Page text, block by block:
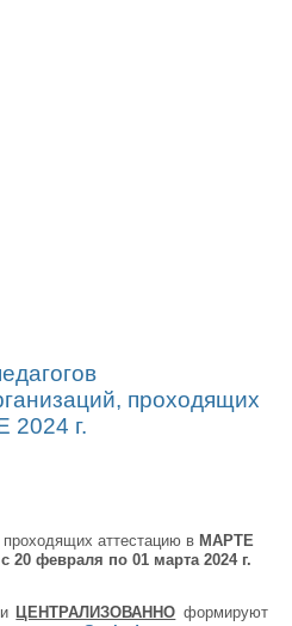
проходящих
2024 г.
аттестацию в МАРТЕ
с 20 февраля по 01 марта 2024 г.
ЦЕНТРАЛИЗОВАННО формируют